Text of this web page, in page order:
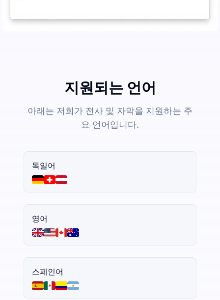
지원되는 언어
아래는 저희가 전사 및 자막을 지원하는 주
요 언어입니다.
독일어
영어
스페인어